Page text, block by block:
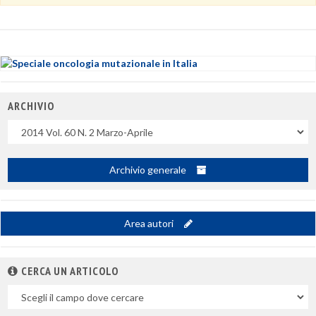
ARCHIVIO
Archivio generale
Area autori
CERCA UN ARTICOLO
campo